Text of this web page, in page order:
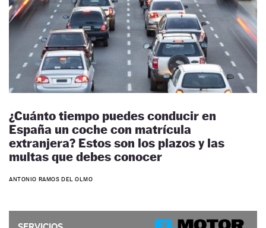
¿Cuánto tiempo puedes conducir en
España un coche con matrícula
extranjera? Estos son los plazos y las
multas que debes conocer
ANTONIO RAMOS DEL OLMO